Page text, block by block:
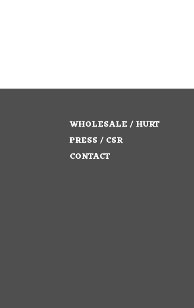
WHOLESALE / HURT
PRESS / CSR
CONTACT